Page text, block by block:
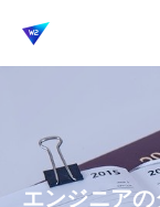
エンジニア